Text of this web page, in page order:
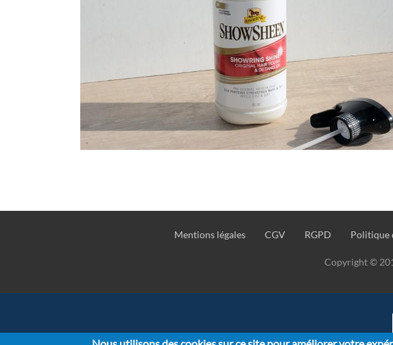
Mentions légales CGV RGPD Politique
Copyright ©